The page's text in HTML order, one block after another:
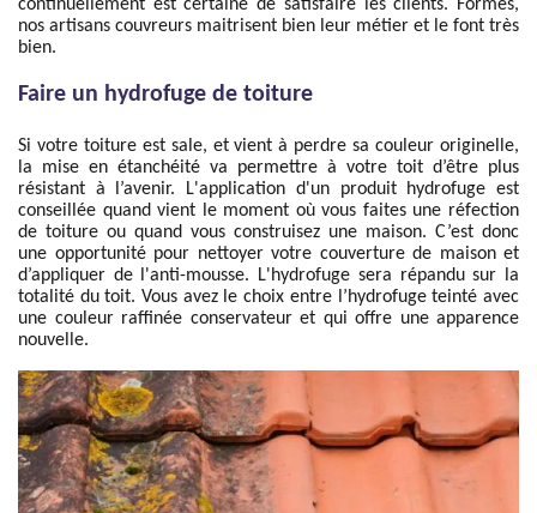
continuellement est certaine de satisfaire les clients. Formés,
nos artisans couvreurs maitrisent bien leur métier et le font très
bien.
Faire un hydrofuge de toiture
Si votre toiture est sale, et vient à perdre sa couleur originelle,
la mise en étanchéité va permettre à votre toit d’être plus
résistant à l’avenir. L'application d'un produit hydrofuge est
conseillée quand vient le moment où vous faites une réfection
de toiture ou quand vous construisez une maison. C’est donc
une opportunité pour nettoyer votre couverture de maison et
d’appliquer de l'anti-mousse. L'hydrofuge sera répandu sur la
totalité du toit. Vous avez le choix entre l’hydrofuge teinté avec
une couleur raffinée conservateur et qui offre une apparence
nouvelle.